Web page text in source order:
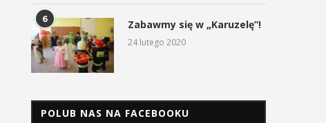
prywatnym Rajdu Dakar...
17 stycznia 2026
6 Zabawmy się w „Karuzelę”!
24 lutego 2020
POLUB NAS NA FACEBOOKU